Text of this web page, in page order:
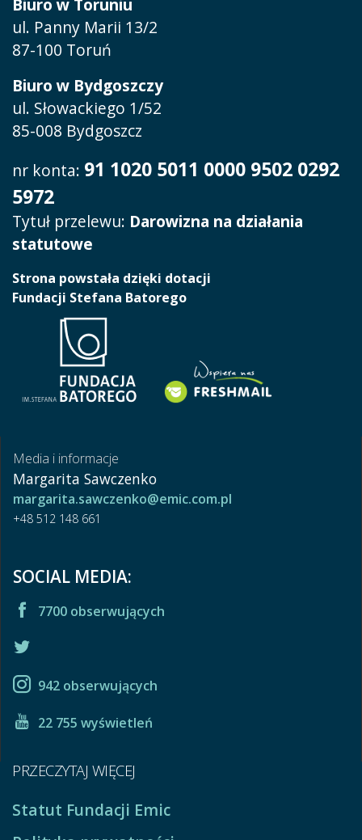
ul. Panny Marii 13/2
87-100 Toruń
Biuro w Bydgoszczy
ul. Słowackiego 1/52
85-008 Bydgoszcz
nr konta: 91 1020 5011 0000 9502 0292
5972
Tytuł przelewu: Darowizna na działania
statutowe
Strona powstała dzięki dotacji
Fundacji Stefana Batorego
Media i informacje
Margarita Sawczenko
margarita.sawczenko@emic.com.pl
+48 512 148 661
SOCIAL MEDIA:
7700 obserwujących
942 obserwujących
22 755 wyświetleń
PRZECZYTAJ WIĘCEJ
Statut Fundacji Emic